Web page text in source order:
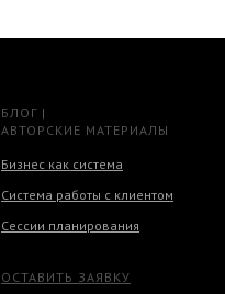
БЛОГ |
АВТОРСКИЕ МАТЕРИАЛЫ
Бизнес как система
Система работы с клиентом
Сессии планирования
ОСТАВИТЬ ЗАЯВКУ